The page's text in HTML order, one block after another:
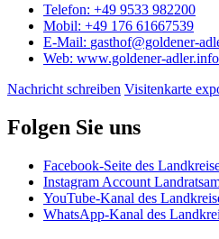
Telefon: +49 9533 982200
Mobil: +49 176 61667539
E-Mail: gasthof@goldener-
Web: www.goldener-adler.info
Nachricht schreiben Visitenkarte
Folgen Sie uns
Facebook-Seite des
Instagram Account
YouTube-Kanal des
WhatsApp-Kanal des